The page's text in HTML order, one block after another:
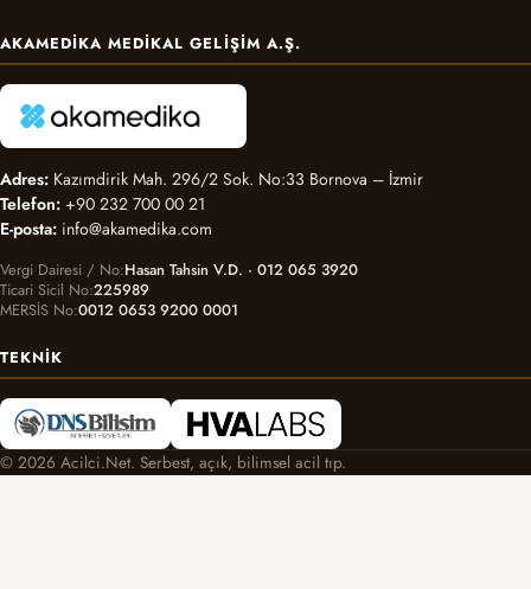
AKAMEDIKA MEDIKAL GELIŞIM A.Ş.
Adres: Kazımdirik Mah. 296/2 Sok. No:33 Bornova – İzmir
Telefon: +90 232 700 00 21
E-posta: info@akamedika.com
Vergi Dairesi / No Hasan Tahsin V.D. · 012 065 3920
Ticari Sicil No 225989
MERSİS No 0012 0653 9200 0001
TEKNIK
© 2026 Acilci.Net. Serbest, açık, bilimsel acil tıp.